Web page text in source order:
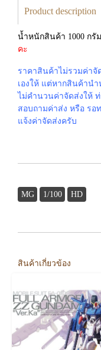
Product description
น้ำหนักสินค้า 1000 กรัม
คะ
ราคาสินค้าไม่รวมค่าจั
เองให้ แต่หากสินค้าน
ไม่คำนวนค่าจัดส่งให้ ท่
สอบถามค่าส่ง หรือ รอ
แจ้งค่าจัดส่งครับ
MG 1/100 HD
สินค้าเกี่ยวข้อง